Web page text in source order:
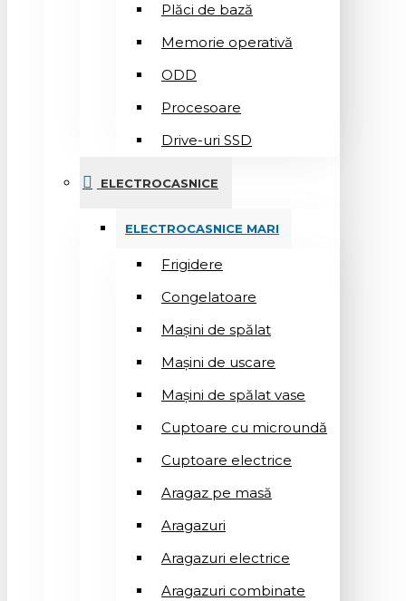
Plăci de bază
Memorie operativă
ODD
Procesoare
Drive-uri SSD
ELECTROCASNICE
ELECTROCASNICE MARI
Frigidere
Congelatoare
Mașini de spălat
Mașini de uscare
Mașini de spălat vase
Cuptoare cu microundă
Cuptoare electrice
Aragaz pe masă
Aragazuri
Aragazuri electrice
Aragazuri combinate